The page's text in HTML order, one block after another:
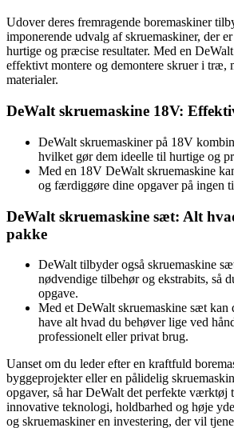
Udover deres fremragende boremaskiner
imponerende udvalg af skruemaskiner, der
hurtige og præcise resultater. Med en
effektivt montere og demontere skruer i træ,
materialer.
DeWalt skruemaskine 18V:
DeWalt skruemaskiner på 18V
hvilket gør dem ideelle til hurtige og
Med en 18V DeWalt skruemaskine
og færdiggøre dine opgaver på ingen
DeWalt skruemaskine sæt: Alt
pakke
DeWalt tilbyder også skruemaskine
nødvendige tilbehør og ekstrabits, så
opgave.
Med et DeWalt skruemaskine sæt kan
have alt hvad du behøver lige ved
professionelt eller privat brug.
Uanset om du leder efter en kraftfuld
byggeprojekter eller en pålidelig
opgaver, så har DeWalt det perfekte værktøj
innovative teknologi, holdbarhed og høje
og skruemaskiner en investering, der vil